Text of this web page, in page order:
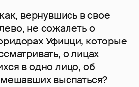
вернувшись в свое
не сожалеть о
Уфицци, которые
о лицах
в одно лицо, об
выспаться?